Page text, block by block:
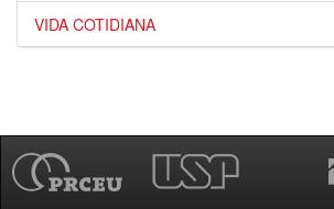
VIDA COTIDIANA